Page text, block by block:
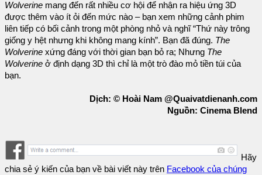
Wolverine mang đến rất nhiều cơ hội để nhận ra hiệu ứng 3D
được thêm vào ít ỏi đến mức nào – bạn xem những cảnh phim
liên tiếp có bối cảnh trong một phòng nhỏ và nghĩ “Thứ này trông
giống y hệt nhưng khi không mang kính”. Bạn đã đúng. The
Wolverine xứng đáng với thời gian bạn bỏ ra; Nhưng The
Wolverine ở định dạng 3D thì chỉ là một trò đào mỏ tiền túi của
bạn.
Dịch: © Hoài Nam @Quaivatdienanh.com
Nguồn: Cinema Blend
Hãy
chia sẻ ý kiến của bạn về bài viết này trên Facebook của chúng